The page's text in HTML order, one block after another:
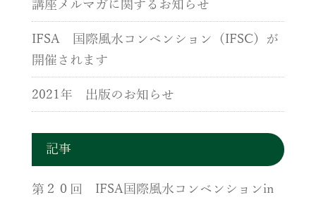
講座メルマガに関するお知らせ
IFSA 国際風水コンベンション（IFSC）が
開催されます
2021年 出版のお知らせ
記事
第２０回 IFSA国際風水コンベンションin